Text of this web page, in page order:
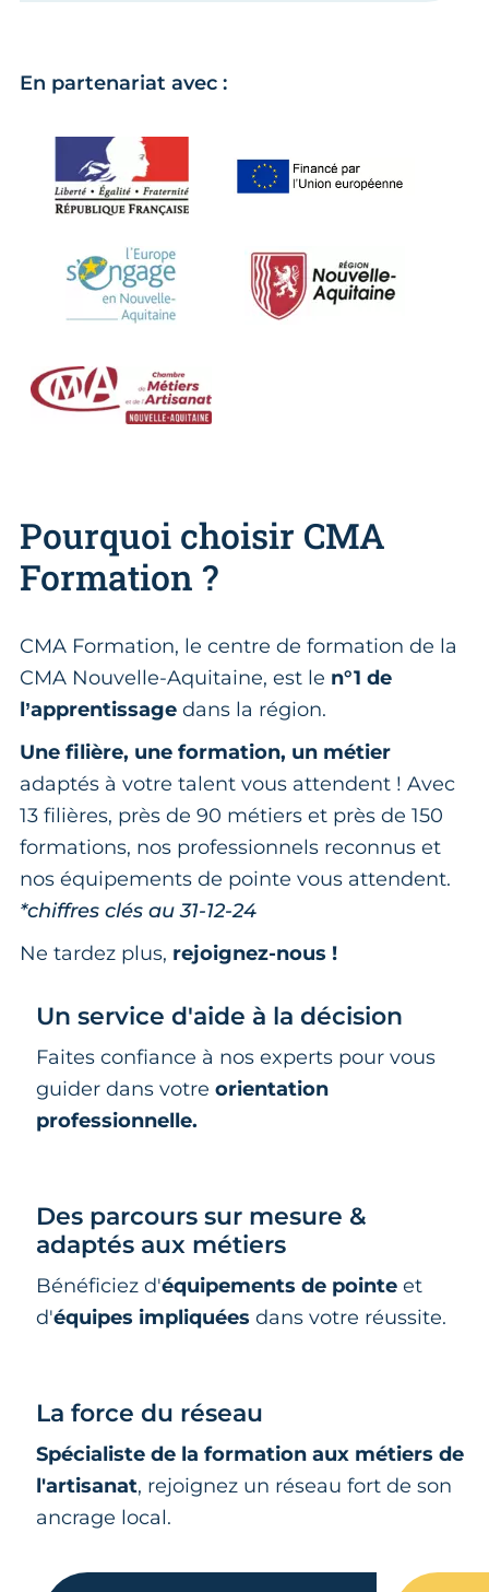
En partenariat avec :
Pourquoi choisir CMA
Formation ?
CMA Formation, le centre de formation de la
CMA Nouvelle-Aquitaine, est le n°1 de
l’apprentissage dans la région.
Une filière, une formation, un métier
adaptés à votre talent vous attendent ! Avec
13 filières, près de 90 métiers et près de 150
formations, nos professionnels reconnus et
nos équipements de pointe vous attendent.
*chiffres clés au 31-12-24
Ne tardez plus, rejoignez-nous !
Un service d'aide à la décision
Faites confiance à nos experts pour vous
guider dans votre orientation
professionnelle.
Des parcours sur mesure &
adaptés aux métiers
Bénéficiez d'équipements de pointe et
d'équipes impliquées dans votre réussite.
La force du réseau
Spécialiste de la formation aux métiers de
l'artisanat, rejoignez un réseau fort de son
ancrage local.